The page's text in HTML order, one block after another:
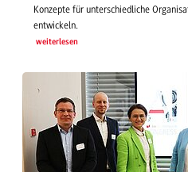
Konzepte für unterschiedliche
entwickeln.
weiterlesen